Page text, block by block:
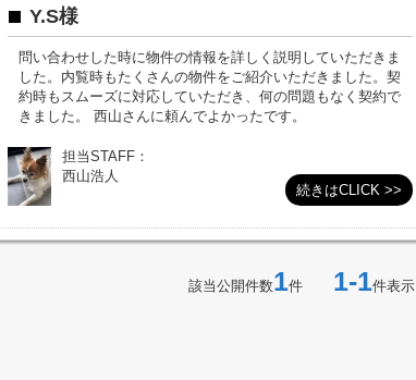
Y.S様
問い合わせした時に物件の情報を詳しく説明していただきま
した。内覧時もたくさんの物件をご紹介いただきました。契
約時もスムーズに対応していただき、何の問題もなく契約で
きました。 西山さんに頼んでよかったです。
担当STAFF：
西山浩人
続きはCLICK >>
該当公開件数1件 1-1件表示